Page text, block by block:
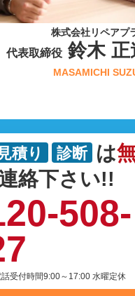
株式会社リペアプ
代表取締役鈴木 正
MASAMICHI
積り 診断 は
絡下さい!!
508-
話受付時間9:00～17:00 水曜定休